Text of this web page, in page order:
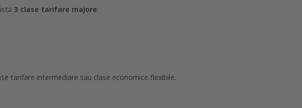
3 clase tarifare majore:
tarifare intermediare sau clase economice flexibile.